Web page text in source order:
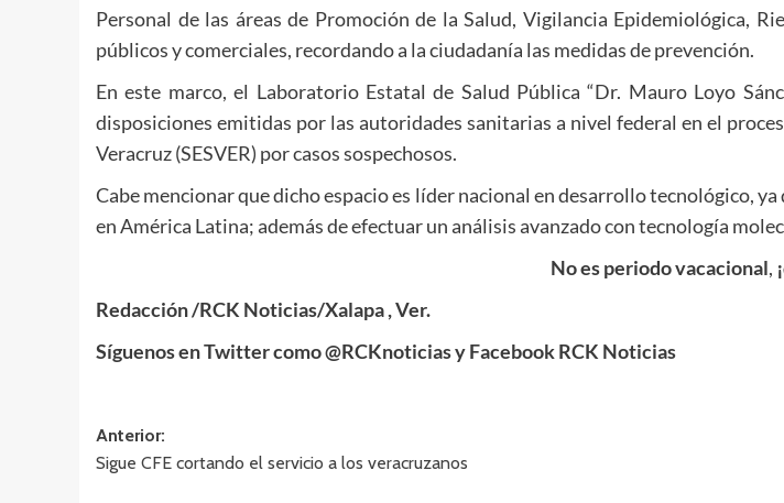
Personal de las áreas de Promoción de la Salud, Vigilancia Epidemiológica,
públicos y comerciales, recordando a la ciudadanía las medidas de prevención.
En este marco, el Laboratorio Estatal de Salud Pública “Dr. Mauro Loyo
disposiciones emitidas por las autoridades sanitarias a nivel federal en el
Veracruz (SESVER) por casos sospechosos.
Cabe mencionar que dicho espacio es líder nacional en desarrollo tecnológico,
en América Latina; además de efectuar un análisis avanzado con tecnología
No es periodo vacacional,
Redacción /RCK Noticias/Xalapa , Ver.
Síguenos en Twitter como @RCKnoticias y Facebook RCK Noticias
Navegación
de
Anterior:
Sigue CFE cortando el servicio a los veracruzanos